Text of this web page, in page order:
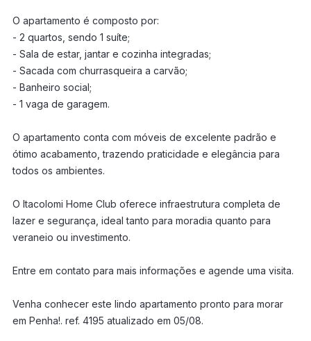
O apartamento é composto por:
- 2 quartos, sendo 1 suíte;
- Sala de estar, jantar e cozinha integradas;
- Sacada com churrasqueira a carvão;
- Banheiro social;
- 1 vaga de garagem.
O apartamento conta com móveis de excelente padrão e
ótimo acabamento, trazendo praticidade e elegância para
todos os ambientes.
O Itacolomi Home Club oferece infraestrutura completa de
lazer e segurança, ideal tanto para moradia quanto para
veraneio ou investimento.
Entre em contato para mais informações e agende uma visita.
Venha conhecer este lindo apartamento pronto para morar
em Penha!. ref. 4195 atualizado em 05/08.